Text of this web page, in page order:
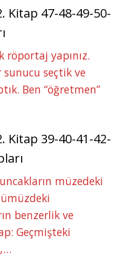
Kitap 47-48-49-50-
röportaj yapınız.
sunucu seçtik ve
Ben “öğretmen”
Kitap 39-40-41-42-
müzedeki
benzerlik ve
Geçmişteki